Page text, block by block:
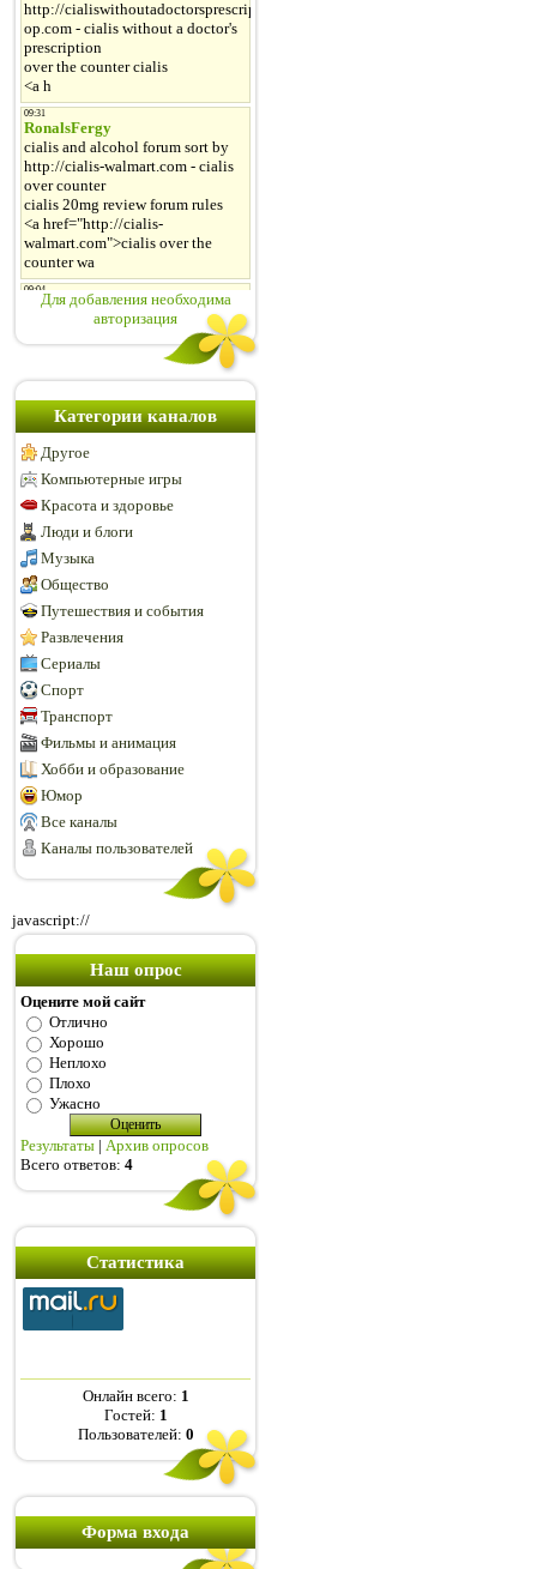
Для добавления необходима
авторизация
Категории каналов
Другое
Компьютерные игры
Красота и здоровье
Люди и блоги
Музыка
Общество
Путешествия и события
Развлечения
Сериалы
Спорт
Транспорт
Фильмы и анимация
Хобби и образование
Юмор
Все каналы
Каналы пользователей
javascript://
Наш опрос
Оцените мой сайт
Отлично
Хорошо
Неплохо
Плохо
Ужасно
Результаты | Архив опросов
Всего ответов: 4
Статистика
Онлайн всего: 1
Гостей: 1
Пользователей: 0
Форма входа